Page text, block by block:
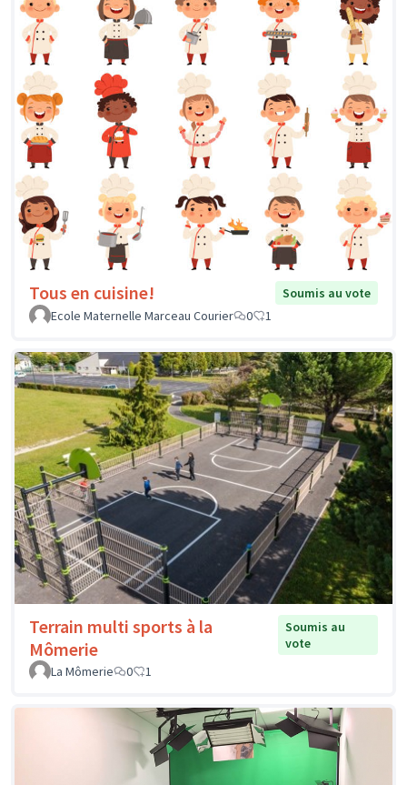
Tous en cuisine!
Soumis au vote
Ecole Maternelle Marceau Courier
0 1
Terrain multi sports à la
Mômerie
Soumis au
vote
La Mômerie
0 1